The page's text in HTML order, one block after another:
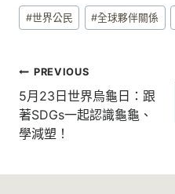
Post
Tags:
#世界公民 #全球夥伴關係
文
章
導
PREVIOUS
5月23日世界烏龜日：跟
著SDGs一起認識龜龜、
學減塑！